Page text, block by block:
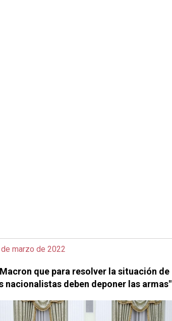
marzo de 2022
que para resolver la situación de
nacionalistas deben deponer las armas"